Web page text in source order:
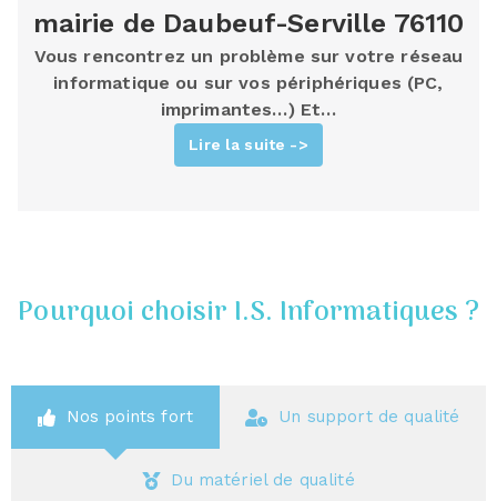
mairie de Daubeuf-Serville 76110
Vous rencontrez un problème sur votre réseau
informatique ou sur vos périphériques (PC,
imprimantes…) Et…
Lire la suite ->
Pourquoi choisir I.S. Informatiques ?
Nos points fort Un support de qualité
Du matériel de qualité